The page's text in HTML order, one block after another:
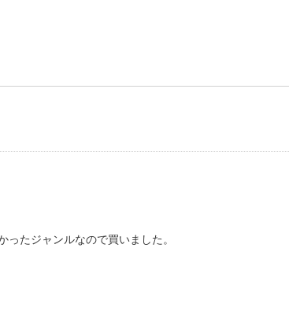
たジャンルなので買いました。